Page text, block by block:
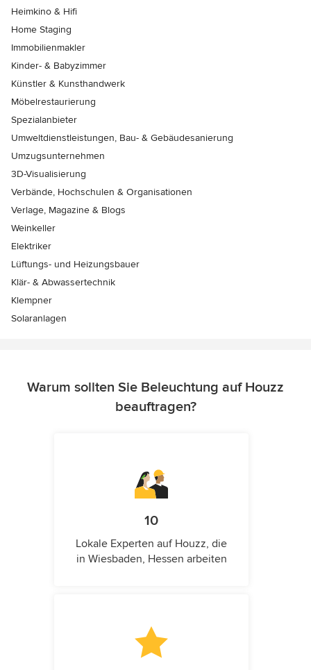
Heimkino & Hifi
Home Staging
Immobilienmakler
Kinder- & Babyzimmer
Künstler & Kunsthandwerk
Möbelrestaurierung
Spezialanbieter
Umweltdienstleistungen, Bau- & Gebäudesanierung
Umzugsunternehmen
3D-Visualisierung
Verbände, Hochschulen & Organisationen
Verlage, Magazine & Blogs
Weinkeller
Elektriker
Lüftungs- und Heizungsbauer
Klär- & Abwassertechnik
Klempner
Solaranlagen
Warum sollten Sie Beleuchtung auf Houzz
beauftragen?
10
Lokale Experten auf Houzz, die
in Wiesbaden, Hessen arbeiten